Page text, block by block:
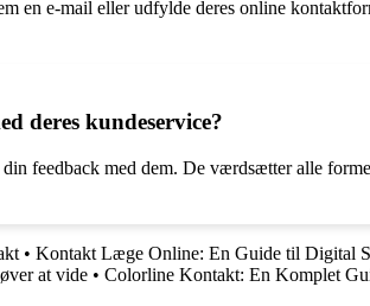
en e-mail eller udfylde deres online
deres kundeservice?
feedback med dem. De værdsætter alle
• Kontakt Læge Online: En Guide til Digital
at vide • Colorline Kontakt: En Komplet